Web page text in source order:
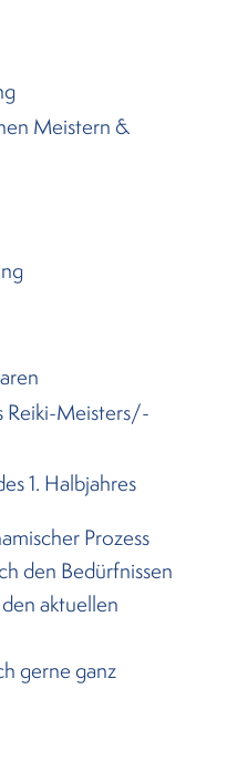
Meistern &
Reiki-Meisters/-
1. Halbjahres
Prozess
den Bedürfnissen
aktuellen
gerne ganz